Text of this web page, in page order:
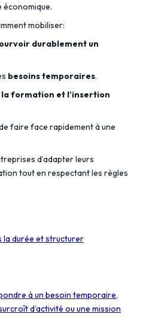
mobiliser:
durablement un
besoins temporaires.
la formation et l’insertion
faire face rapidement à une
d’adapter leurs
tout en respectant les règles
la durée et structurer
à un besoin temporaire,
d’activité ou une mission